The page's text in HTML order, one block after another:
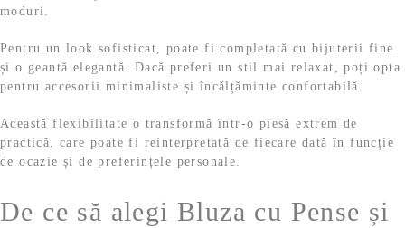
moduri.
Pentru un look sofisticat, poate fi completată cu bijuterii fine
și o geantă elegantă. Dacă preferi un stil mai relaxat, poți opta
pentru accesorii minimaliste și încălțăminte confortabilă.
Această flexibilitate o transformă într-o piesă extrem de
practică, care poate fi reinterpretată de fiecare dată în funcție
de ocazie și de preferințele personale.
De ce să alegi Bluza cu Pense și